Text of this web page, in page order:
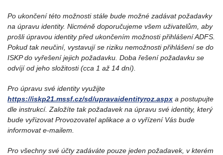
Po ukončení této možnosti stále bude možné zadávat požadavky
na úpravu identity. Nicméně doporučujeme všem uživatelům, aby
prošli úpravou identity před ukončením možnosti přihlášení ADFS.
Pokud tak neučiní, vystavují se riziku nemožnosti přihlášení se do
ISKP do vyřešení jejich požadavku. Doba řešení požadavku se
odvíjí od jeho složitosti (cca 1 až 14 dní).
Pro úpravu své identity využijte
https://iskp21.mssf.cz/sd/upravaidentityroz.aspx a postupujte
dle instrukcí. Založíte tak požadavek na úpravu své identity, který
bude vyřizovat Provozovatel aplikace a o vyřízení Vás bude
informovat e-mailem.
Pro všechny své účty zadáváte pouze jeden požadavek, v kterém